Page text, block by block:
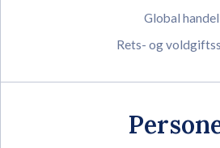
Global handel
Rets- og